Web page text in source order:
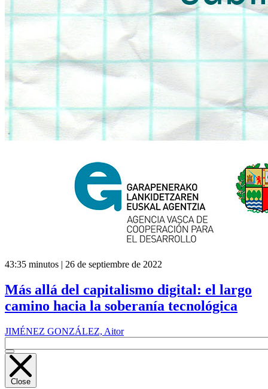
43:35 minutos | 26 de septiembre de 2022
Más allá del capitalismo digital: el largo
camino hacia la soberanía tecnológica
JIMÉNEZ GONZÁLEZ, Aitor
Close